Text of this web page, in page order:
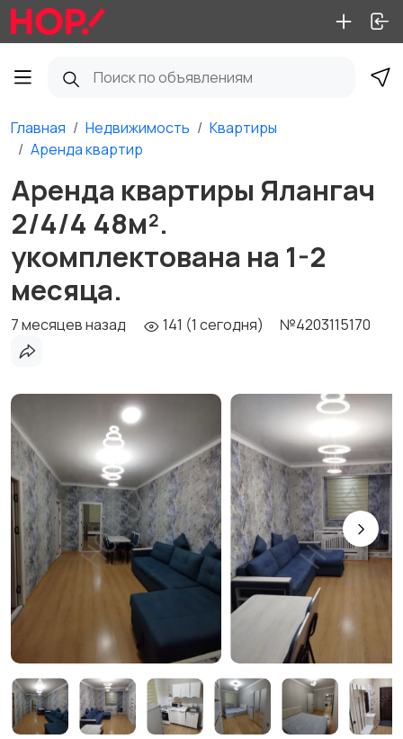
Главная Недвижимость
Квартиры
Аренда квартир
Аренда квартиры Ялангач
2/4/4 48м².
укомплектована на 1-2
месяца.
7 месяцев назад 141 (1 сегодня) №4203115170